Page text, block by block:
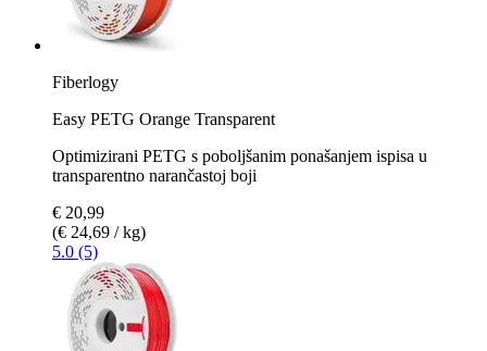
Fiberlogy
Easy PETG Orange Transparent
Optimizirani PETG s poboljšanim ponašanjem ispisa u
transparentno narančastoj boji
€ 20,99
(€ 24,69 / kg)
5.0 (5)